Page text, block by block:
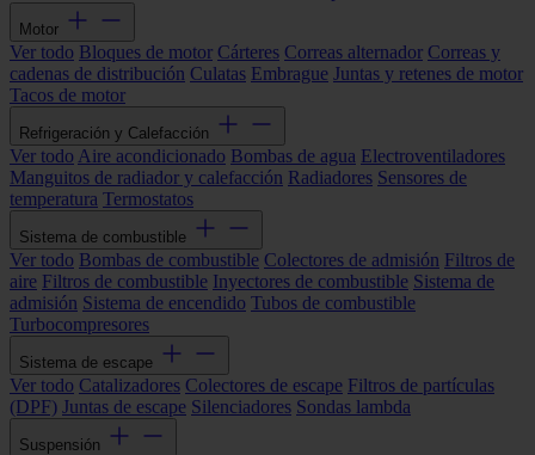
Motor
Ver todo Bloques de motor Cárteres Correas alternador Correas y
cadenas de distribución Culatas Embrague Juntas y retenes de motor
Tacos de motor
Refrigeración y Calefacción
Ver todo Aire acondicionado Bombas de agua Electroventiladores
Manguitos de radiador y calefacción Radiadores Sensores de
temperatura Termostatos
Sistema de combustible
Ver todo Bombas de combustible Colectores de admisión Filtros de
aire Filtros de combustible Inyectores de combustible Sistema de
admisión Sistema de encendido Tubos de combustible
Turbocompresores
Sistema de escape
Ver todo Catalizadores Colectores de escape Filtros de partículas
(DPF) Juntas de escape Silenciadores Sondas lambda
Suspensión